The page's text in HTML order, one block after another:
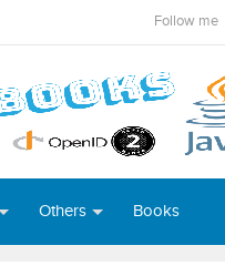
Follow me
Others Books